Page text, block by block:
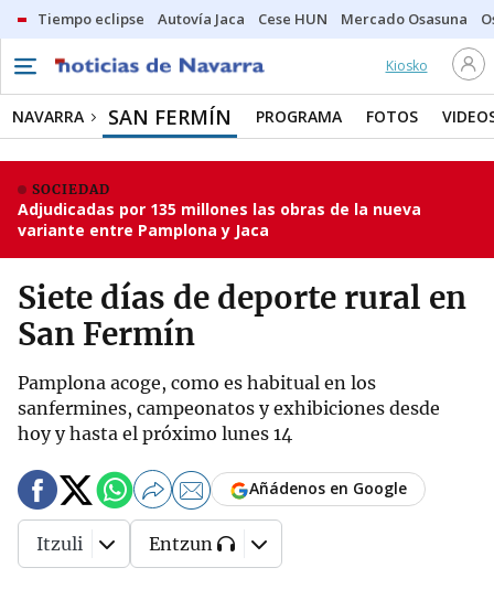
Tiempo eclipse Autovía Jaca Cese HUN Mercado Osasuna
Kiosko
NAVARRA SAN FERMÍN PROGRAMA FOTOS
SOCIEDAD
Adjudicadas por 135 millones las obras de la nueva
variante entre Pamplona y Jaca
Siete días de deporte rural en
San Fermín
Pamplona acoge, como es habitual en los
sanfermines, campeonatos y exhibiciones desde
hoy y hasta el próximo lunes 14
Añádenos en Google
Itzuli Entzun